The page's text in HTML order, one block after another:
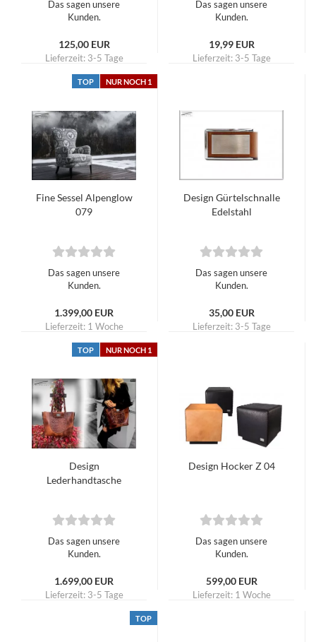
Das sagen unsere
Kunden.
125,00 EUR
Lieferzeit: 3-5 Tage
Das sagen unsere
Kunden.
19,99 EUR
Lieferzeit: 3-5 Tage
TOP NUR NOCH 1
Fine Sessel Alpenglow
079
Das sagen unsere
Kunden.
1.399,00 EUR
Lieferzeit: 1 Woche
Design Gürtelschnalle
Edelstahl
Das sagen unsere
Kunden.
35,00 EUR
Lieferzeit: 3-5 Tage
TOP NUR NOCH 1
Design
Lederhandtasche
Das sagen unsere
Kunden.
1.699,00 EUR
Lieferzeit: 3-5 Tage
Design Hocker Z 04
Das sagen unsere
Kunden.
599,00 EUR
Lieferzeit: 1 Woche
TOP